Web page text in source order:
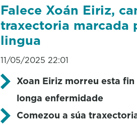
Falece Xoán Eiriz,
traxectoria marcada
lingua
11/05/2025 22:01
Xoan Eiriz morreu esta
longa enfermidade
Comezou a súa